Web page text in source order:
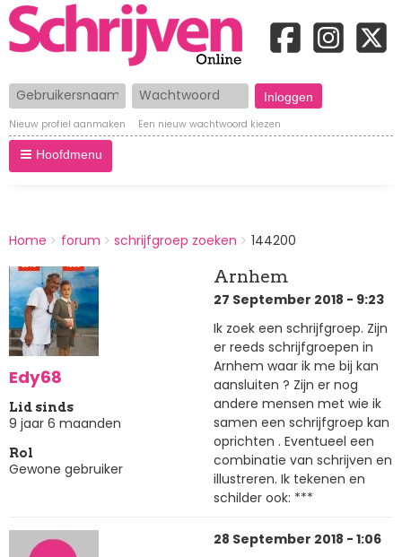
Gebruikersnaam Wachtwoord
Nieuw profiel aanmaken Een nieuw wachtwoord kiezen
Hoofdmenu
BREADCRUMBS
You
here:
Home forum schrijfgroep zoeken 144200
Edy68
Lid sinds
9 jaar 6 maanden
Rol
Gewone gebruiker
Arnhem
27 September 2018 - 9:23
Ik zoek een schrijfgroep. Zijn
er reeds schrijfgroepen in
Arnhem waar ik me bij kan
aansluiten ? Zijn er nog
andere mensen met wie ik
samen een schrijfgroep kan
oprichten . Eventueel een
combinatie van schrijven en
illustreren. Ik tekenen en
schilder ook: ***
28 September 2018 - 1:06